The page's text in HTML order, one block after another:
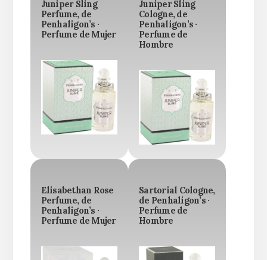
Juniper Sling
Perfume, de
Penhaligon’s ·
Perfume de Mujer
Juniper Sling
Cologne, de
Penhaligon’s ·
Perfume de
Hombre
Elisabethan Rose
Perfume, de
Penhaligon’s ·
Perfume de Mujer
Sartorial Cologne,
de Penhaligon’s ·
Perfume de
Hombre